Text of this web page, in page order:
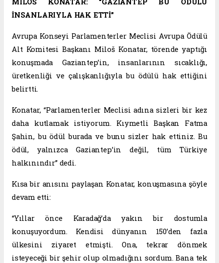
İNSANLARIYLA HAK ETTİ”
Avrupa Konseyi Parlamenterler Meclisi Avrupa Ödülü
Alt Komitesi Başkanı Miloš Konatar, törende yaptığı
konuşmada Gaziantep’in, insanlarının sıcaklığı,
üretkenliği ve çalışkanlığıyla bu ödülü hak ettiğini
belirtti.
Konatar, “Parlamenterler Meclisi adına sizleri bir kez
daha kutlamak istiyorum. Kıymetli Başkan Fatma
Şahin, bu ödül burada ve bunu sizler hak ettiniz. Bu
ödül, yalnızca Gaziantep’in değil, tüm Türkiye
halkınındır” dedi.
Kısa bir anısını paylaşan Konatar, konuşmasına şöyle
devam etti:
“Yıllar önce Karadağ’da yakın bir dostumla
konuşuyordum. Kendisi dünyanın 150’den fazla
ülkesini ziyaret etmişti. Ona, tekrar dönmek
isteyeceği bir şehir olup olmadığını sordum. Bana tek